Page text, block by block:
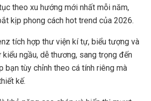
theo xu hướng mới nhất mỗi năm,
kịp phong cách hot trend của 2026.
tích hợp thư viện kí tự, biểu tượng và
ngầu, dễ thương, sang trọng đến
bạn tùy chỉnh theo cá tính riêng mà
kế.